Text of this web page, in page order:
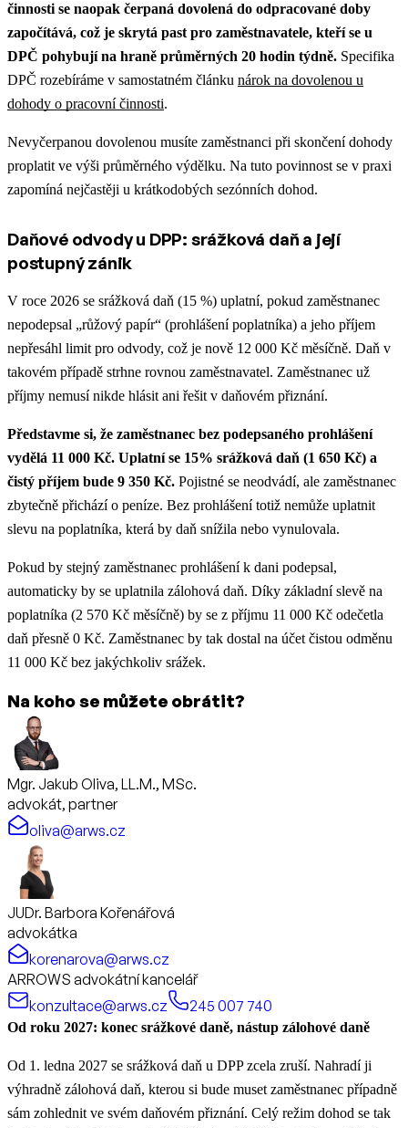
činnosti se naopak čerpaná dovolená do odpracované doby
započítává, což je skrytá past pro zaměstnavatele, kteří se u
DPČ pohybují na hraně průměrných 20 hodin týdně. Specifika
DPČ rozebíráme v samostatném článku nárok na dovolenou u
dohody o pracovní činnosti.
Nevyčerpanou dovolenou musíte zaměstnanci při skončení dohody
proplatit ve výši průměrného výdělku. Na tuto povinnost se v praxi
zapomíná nejčastěji u krátkodobých sezónních dohod.
Daňové odvody u DPP: srážková daň a její
postupný zánik
V roce 2026 se srážková daň (15 %) uplatní, pokud zaměstnanec
nepodepsal „růžový papír“ (prohlášení poplatníka) a jeho příjem
nepřesáhl limit pro odvody, což je nově 12 000 Kč měsíčně. Daň v
takovém případě strhne rovnou zaměstnavatel. Zaměstnanec už
příjmy nemusí nikde hlásit ani řešit v daňovém přiznání.
Představme si, že zaměstnanec bez podepsaného prohlášení
vydělá 11 000 Kč. Uplatní se 15% srážková daň (1 650 Kč) a
čistý příjem bude 9 350 Kč. Pojistné se neodvádí, ale zaměstnanec
zbytečně přichází o peníze. Bez prohlášení totiž nemůže uplatnit
slevu na poplatníka, která by daň snížila nebo vynulovala.
Pokud by stejný zaměstnanec prohlášení k dani podepsal,
automaticky by se uplatnila zálohová daň. Díky základní slevě na
poplatníka (2 570 Kč měsíčně) by se z příjmu 11 000 Kč odečetla
daň přesně 0 Kč. Zaměstnanec by tak dostal na účet čistou odměnu
11 000 Kč bez jakýchkoliv srážek.
Na koho se můžete obrátit?
Mgr. Jakub Oliva, LL.M., MSc.
advokát, partner
oliva@arws.cz
JUDr. Barbora Kořenářová
advokátka
korenarova@arws.cz
ARROWS advokátní kancelář
konzultace@arws.cz
245 007 740
Od roku 2027: konec srážkové daně, nástup zálohové daně
Od 1. ledna 2027 se srážková daň u DPP zcela zruší. Nahradí ji
výhradně zálohová daň, kterou si bude muset zaměstnanec případně
sám zohlednit ve svém daňovém přiznání. Celý režim dohod se tak